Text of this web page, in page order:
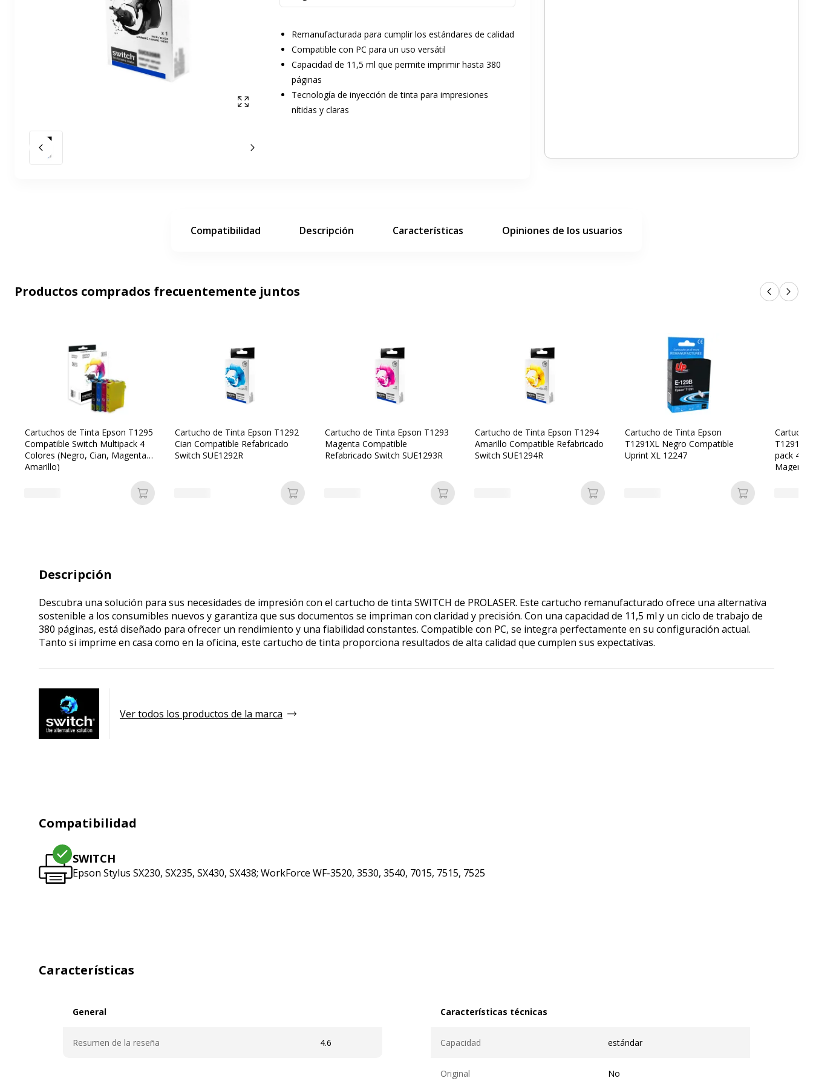
Mostrar pantalla completa
Diapositiva anterior La siguiente diapositiva
Remanufacturada para cumplir los estándares de calidad
Compatible con PC para un uso versátil
Capacidad de 11,5 ml que permite imprimir hasta 380
páginas
Tecnología de inyección de tinta para impresiones
nítidas y claras
Compatibilidad Descripción Características Opiniones de los usuarios
Productos comprados frecuentemente juntos Productos
Cartuchos de Tinta Epson T1295
Compatible Switch Multipack 4
Colores (Negro, Cian, Magenta,
Amarillo)
Añadir a la cesta
Cartucho de Tinta Epson T1292
Cian Compatible Refabricado
Switch SUE1292R
Añadir a la cesta
Cartucho de Tinta Epson T1293
Magenta Compatible
Refabricado Switch SUE1293R
Añadir a la cesta
Cartucho de Tinta Epson T1294
Amarillo Compatible Refabricado
Switch SUE1294R
Añadir a la cesta
Cartucho de Tinta Epson
T1291XL Negro Compatible
Uprint XL 12247
Añadir a la
T1291/
pack 4
Descripción
Descubra una solución para sus necesidades de impresión con el cartucho de tinta SWITCH de PROLASER. Este cartucho remanufacturado ofrece una alternativa
sostenible a los consumibles nuevos y garantiza que sus documentos se impriman con claridad y precisión. Con una capacidad de 11,5 ml y un ciclo de trabajo de
380 páginas, está diseñado para ofrecer un rendimiento y una fiabilidad constantes. Compatible con PC, se integra perfectamente en su configuración actual.
Tanto si imprime en casa como en la oficina, este cartucho de tinta proporciona resultados de alta calidad que cumplen sus expectativas.
Ver todos los productos de la marca
Compatibilidad
SWITCH
Epson Stylus SX230, SX235, SX430, SX438; WorkForce WF-3520, 3530, 3540, 7015, 7515, 7525
Características
General
Resumen de la reseña 4.6
Características técnicas
Capacidad estándar
Original No